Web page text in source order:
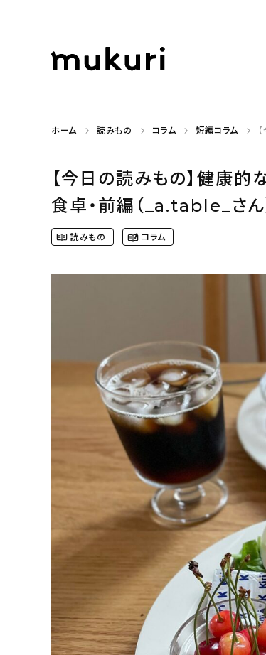
ホーム 読みもの コラム 短編コラム
【今日の読みもの】健康
食卓・前編（_a.table_さん
読みもの コラム